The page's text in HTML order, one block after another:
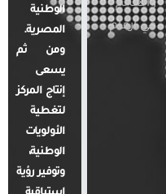
والعالم
في أرقام
الوطنية
المصرية.
ومن ثم
يسعى
إنتاج المركز
لتغطية
الأولويات
الوطنية،
وتوفير رؤية